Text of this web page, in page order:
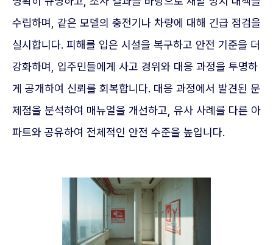
수립하며, 같은 모델의 충전기나 차량에 대해 긴급 점검을
실시합니다. 피해를 입은 시설을 복구하고 안전 기준을 더
강화하며, 입주민들에게 사고 경위와 대응 과정을 투명하
게 공개하여 신뢰를 회복합니다. 대응 과정에서 발견된 문
제점을 분석하여 매뉴얼을 개선하고, 유사 사례를 다른 아
파트와 공유하여 전체적인 안전 수준을 높입니다.